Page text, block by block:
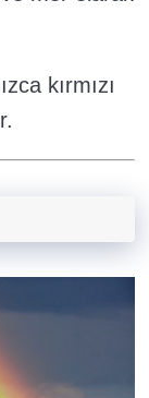
kırmızı